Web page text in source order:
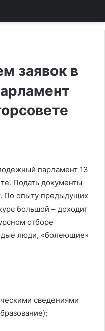
заявок в
парламент 13
Подать документы
По опыту предыдущих
большой – доходит
отборе
люди, «болеющие»
сведениями